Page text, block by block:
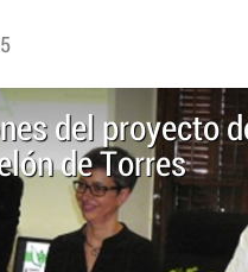
del proyecto
de Torres